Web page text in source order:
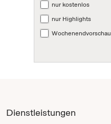
nur kostenlos
nur Highlights
Wochenendvorschau
Dienstleistungen